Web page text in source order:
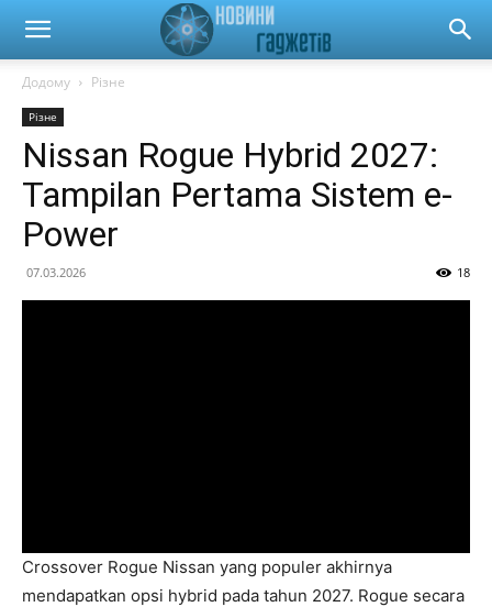
Новини
гаджетів
автомобілів
Додому Різне
Різне
Nissan Rogue Hybrid 2027:
Tampilan Pertama Sistem e-
Power
07.03.2026 18
Crossover Rogue Nissan yang populer akhirnya
mendapatkan opsi hybrid pada tahun 2027. Rogue secara